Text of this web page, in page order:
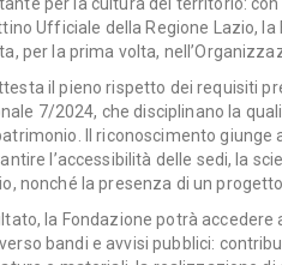
Ufficiale della Regione Lazio,
per la prima volta,
il pieno rispetto dei requisiti
7/2024, che disciplinano la
Il riconoscimento
l’accessibilità delle sedi, la
nonché la presenza di un
la Fondazione potrà
bandi e avvisi pubblici: